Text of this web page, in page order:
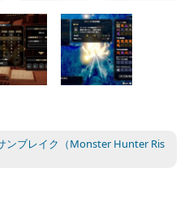
ンブレイク（Monster Hunter Ris